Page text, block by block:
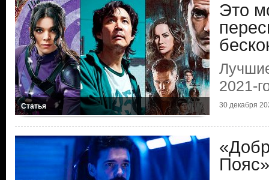
Статья
Это
2021-
30 декабря
Пояс»